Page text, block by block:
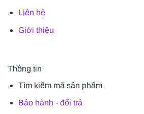
Liên hệ
Giới thiệu
Thông tin
Tìm kiếm mã sản phẩm
Bảo hành - đổi trả